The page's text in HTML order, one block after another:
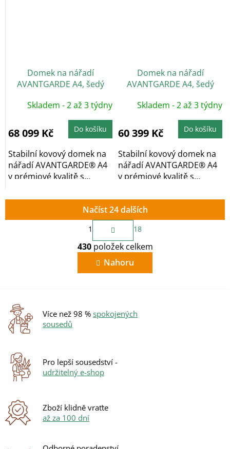
Domek na nářadí
AVANTGARDE A4, šedý
Skladem - 2 až 3 týdny
68 099 Kč Do košíku
Stabilní kovový domek na
nářadí AVANTGARDE® A4
v prémiové kvalitě s
Domek na nářadí
AVANTGARDE A4, šedý
Skladem - 2 až 3 týdny
60 399 Kč Do košíku
Stabilní kovový domek na
nářadí AVANTGARDE® A4
v prémiové kvalitě s
O
v
l
á
í
p
v
Načíst 24 dalších
S
t
r
á
n
k
o
í
1 18
430položek celkem
Nahoru
Více než 98 % spokojených
sousedů
Pro lepší sousedství -
udržitelný e-shop
Zboží klidně vraťte
až za 100 dní